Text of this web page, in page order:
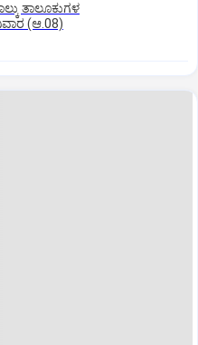
ತಾಲೂಕುಗಳ
(ಆ.08)